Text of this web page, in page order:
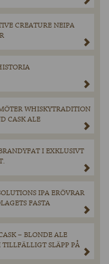
CREATURE NEIPA
WHISKYTRADITION
CASK ALE
I EXKLUSIVT
IPA ERÖVRAR
FASTA
– BLONDE ALE
SLÄPP PÅ